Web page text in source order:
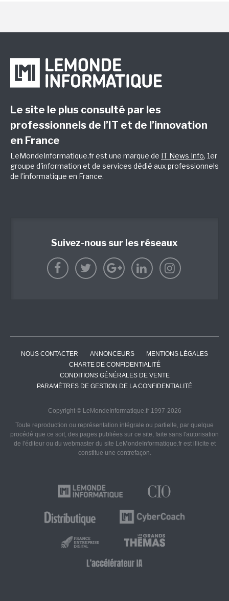
Le site le plus consulté par les
professionnels de l’IT et de l’innovation
en France
LeMondeInformatique.fr est une marque de IT News Info, 1er
groupe d'information et de services dédié aux professionnels
de l'informatique en France.
Suivez-nous sur les réseaux
NOUS CONTACTER ANNONCEURS
MENTIONS LÉGALES
CHARTE DE CONFIDENTIALITÉ
CONDITIONS GÉNÉRALES DE VENTE
PARAMÈTRES DE GESTION DE LA CONFIDENTIALITÉ
Copyright © LeMondeInformatique.fr 1997-2026
Toute reproduction ou représentation intégrale ou partielle, par quelque
procédé que ce soit, des pages publiées sur ce site, faite sans l'autorisation
de l'éditeur ou du webmaster du site LeMondeInformatique.fr est illicite et
constitue une contrefaçon.